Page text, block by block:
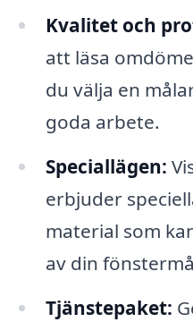
Kvalitet och
att läsa
du välja en
goda arbete.
Speciallägen:
erbjuder
material som
av din
Tjänstepaket: